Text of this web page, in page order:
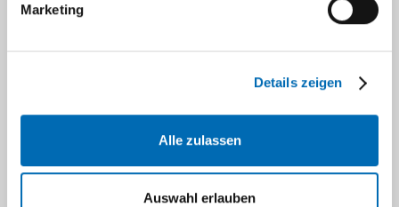
Marketing
Details zeigen
Alle zulassen
Auswahl erlauben
Navigation
Pflege (Stationsleitungen)
Diese Seite befindet sich in
Bearbeitung.